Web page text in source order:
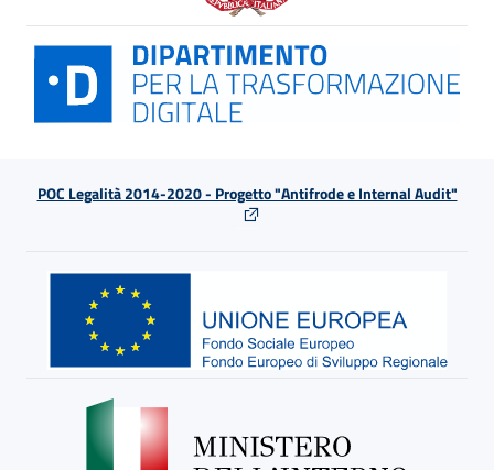
POC Legalità 2014-2020 - Progetto "Antifrode e Internal Audit"